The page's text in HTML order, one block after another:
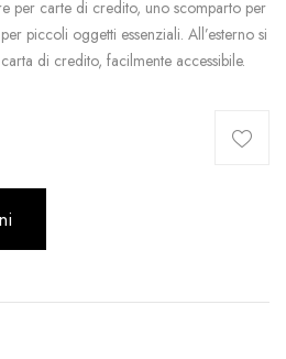
per carte di credito, uno scomparto per
piccoli oggetti essenziali. All’esterno si
di credito, facilmente accessibile.